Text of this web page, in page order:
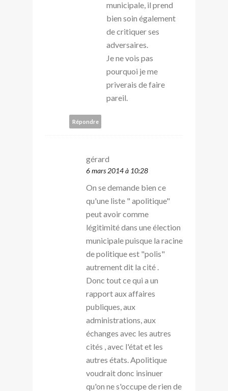
municipale, il prend
bien soin également
de critiquer ses
adversaires.
Je ne vois pas
pourquoi je me
priverais de faire
pareil.
Répondre
gérard
6 mars 2014 à 10:28
On se demande bien ce
qu'une liste " apolitique"
peut avoir comme
légitimité dans une élection
municipale puisque la racine
de politique est "polis"
autrement dit la cité .
Donc tout ce qui a un
rapport aux affaires
publiques, aux
administrations, aux
échanges avec les autres
cités , avec l'état et les
autres états. Apolitique
voudrait donc insinuer
qu'on ne s'occupe de rien de